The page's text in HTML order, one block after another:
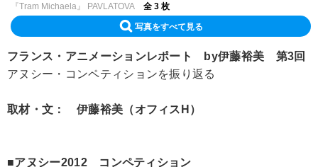
『Tram Michaela』 PAVLATOVA 全 3 枚
写真をすべて見る
フランス・アニメーションレポート by伊藤裕美 第3回
アヌシー・コンペティションを振り返る
取材・文： 伊藤裕美（オフィスH）
■アヌシー2012 コンペティション